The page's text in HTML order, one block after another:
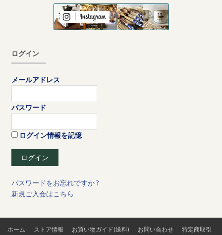
ログイン
メールアドレス
パスワード
ログイン情報を記憶
パスワードをお忘れですか ?
新規ご入会はこちら
ホーム ストア情報 お買い物ガイド(送料) お問い合わせ 特定商取引